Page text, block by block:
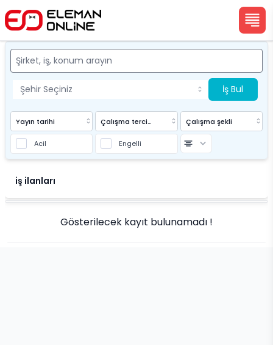
İş Bul
Yayın tarihi Çalışma tercihi Çalışma şekli
Acil Engelli
iş ilanları
Gösterilecek kayıt bulunamadı !